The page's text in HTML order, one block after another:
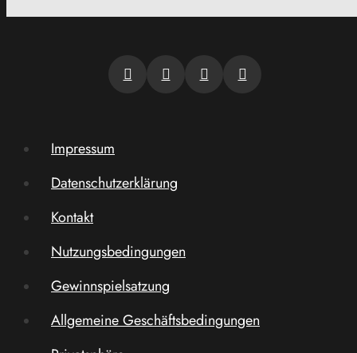
Impressum
Datenschutzerklärung
Kontakt
Nutzungsbedingungen
Gewinnspielsatzung
Allgemeine Geschäftsbedingungen